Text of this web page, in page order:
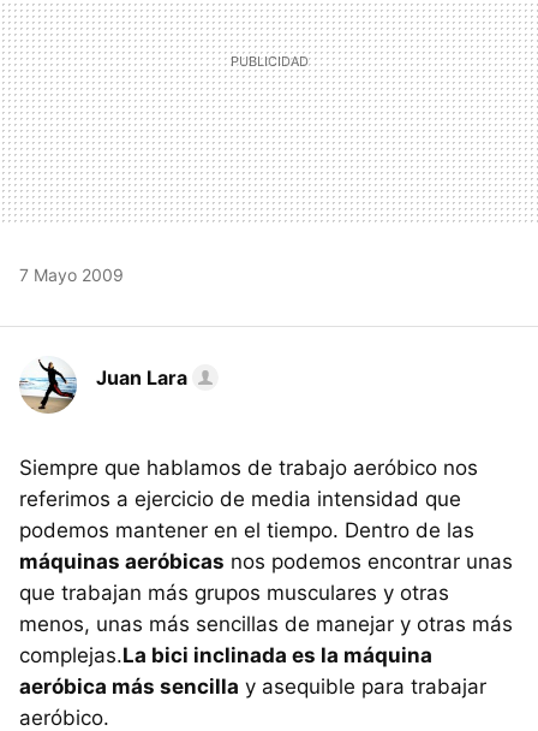
7 Mayo 2009
Juan Lara
Siempre que hablamos de trabajo aeróbico nos
referimos a ejercicio de media intensidad que
podemos mantener en el tiempo. Dentro de las
máquinas aeróbicas nos podemos encontrar unas
que trabajan más grupos musculares y otras
menos, unas más sencillas de manejar y otras más
complejas.La bici inclinada es la máquina
aeróbica más sencilla y asequible para trabajar
aeróbico.